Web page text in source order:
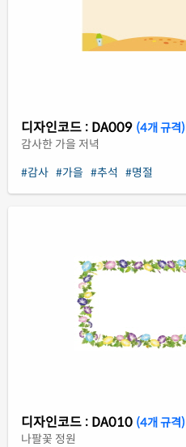
디자인코드 : DA009 (4개 규격)
감사한 가을 저녁
#감사 #가을 #추석 #명절
디자인코드 : DA010 (4개 규격)
나팔꽃 정원